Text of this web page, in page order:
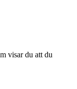
visar du att du